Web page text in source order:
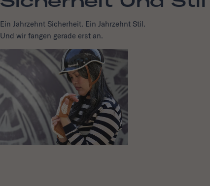
Ein Jahrzehnt Sicherheit. Ein Jahrzehnt Stil.
Und wir fangen gerade erst an.